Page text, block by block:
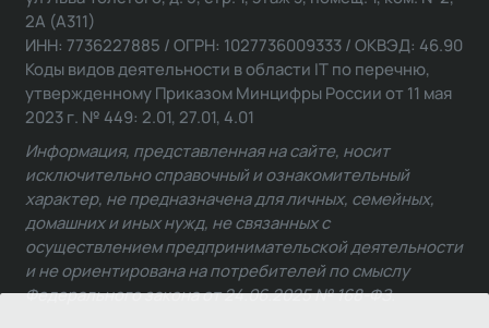
2А (А311)
ИНН: 7736227885 / ОГРН: 1027736009333 / ОКВЭД: 46.90
Коды видов деятельности в области IT по перечню,
утвержденному Приказом Минцифры России от 11 мая
2023 г. № 449: 2.01, 27.01, 4.01
Информация, представленная на сайте, носит
исключительно справочный и ознакомительный
характер, не предназначена для личных, семейных,
домашних и иных нужд, не связанных с
осуществлением предпринимательской деятельности
и не ориентирована на потребителей по смыслу
Федерального закона от 24.06.2025 № 168-ФЗ.